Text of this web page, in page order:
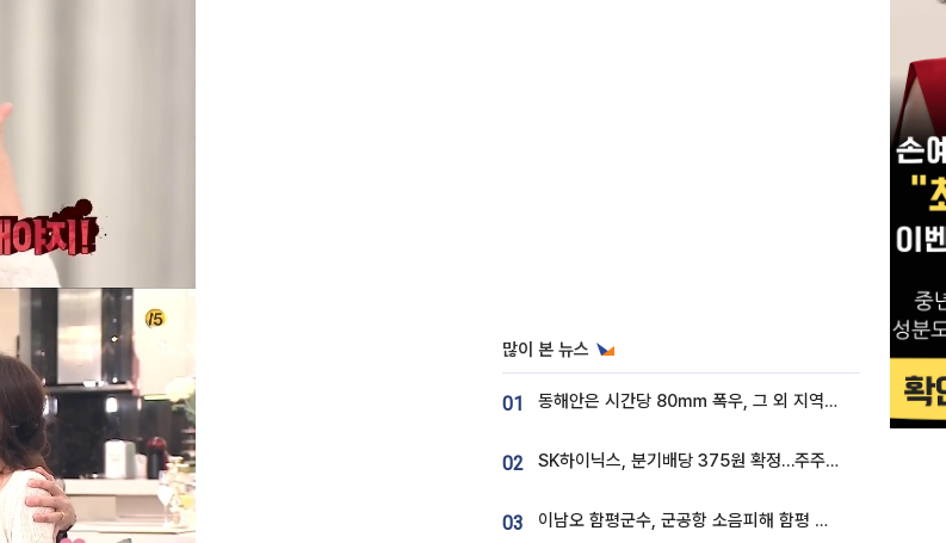
많이 본 뉴스
01 동해안은 시간당 80㎜ 폭우, 그 외 지역은 폭염…‘극과 극 날씨’
02 SK하이닉스, 분기배당 375원 확정…주주환원책 9월로 앞당겨 발표
03 이남오 함평군수, 군공항 소음피해 함평 보상 요구